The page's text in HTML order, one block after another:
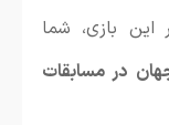
بازی، شما
در مسابقات